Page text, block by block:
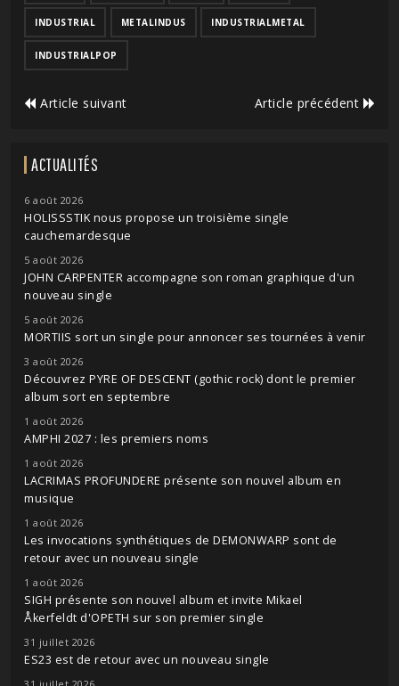
INDUSTRIAL METALINDUS INDUSTRIALMETAL
INDUSTRIALPOP
Article suivant Article précédent
ACTUALITÉS
6 août 2026
HOLISSSTIK nous propose un troisième single
cauchemardesque
5 août 2026
JOHN CARPENTER accompagne son roman graphique d'un
nouveau single
5 août 2026
MORTIIS sort un single pour annoncer ses tournées à venir
3 août 2026
Découvrez PYRE OF DESCENT (gothic rock) dont le premier
album sort en septembre
1 août 2026
AMPHI 2027 : les premiers noms
1 août 2026
LACRIMAS PROFUNDERE présente son nouvel album en
musique
1 août 2026
Les invocations synthétiques de DEMONWARP sont de
retour avec un nouveau single
1 août 2026
SIGH présente son nouvel album et invite Mikael
Åkerfeldt d'OPETH sur son premier single
31 juillet 2026
ES23 est de retour avec un nouveau single